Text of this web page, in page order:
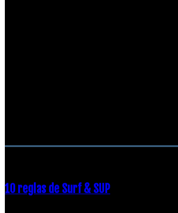
10 reglas de Surf & SUP